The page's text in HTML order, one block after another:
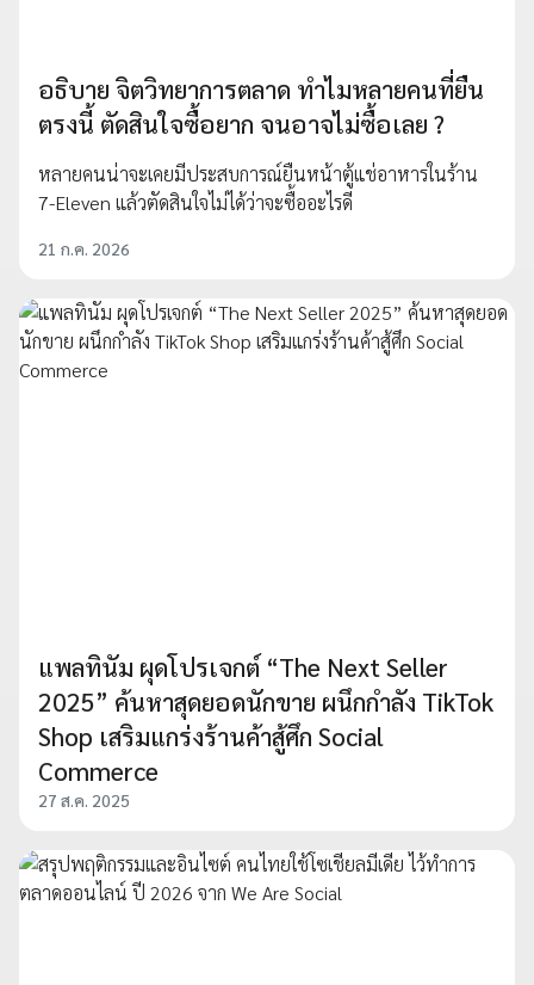
อธิบาย จิตวิทยาการตลาด ทำไมหลายคนที่ยืน
ตรงนี้ ตัดสินใจซื้อยาก จนอาจไม่ซื้อเลย ?
หลายคนน่าจะเคยมีประสบการณ์ยืนหน้าตู้แช่อาหารในร้าน
7-Eleven แล้วตัดสินใจไม่ได้ว่าจะซื้ออะไรดี
21 ก.ค. 2026
แพลทินัม ผุดโปรเจกต์ “The Next Seller
2025” ค้นหาสุดยอดนักขาย ผนึกกำลัง TikTok
Shop เสริมแกร่งร้านค้าสู้ศึก Social
Commerce
27 ส.ค. 2025